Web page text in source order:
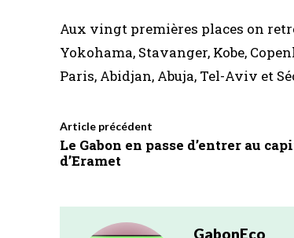
Aux vingt premières places on
Yokohama, Stavanger, Kobe,
Paris, Abidjan, Abuja, Tel-Aviv et
Article précédent
Le Gabon en passe d’entrer au
d’Eramet
GabonEco